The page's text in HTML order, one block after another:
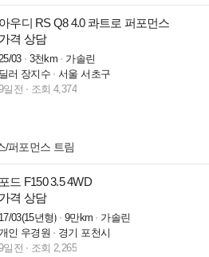
아우디 RS Q8 4.0 콰트로 퍼포먼스
가격 상담
03 3천km
가솔린
딜러 장지수
서울 서초구
일전
조회 4,374
/퍼포먼스 트림
포드 F150 3.5 4WD
가격 상담
17/03(15년형) 9만km
가솔린
인 우경원
경기 포천시
일전
조회 2,265